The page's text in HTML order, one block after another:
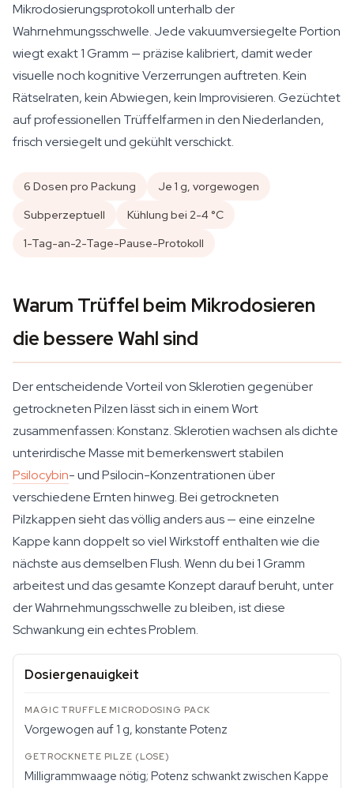
Mikrodosierungsprotokoll unterhalb der
Wahrnehmungsschwelle. Jede vakuumversiegelte Portion
wiegt exakt 1 Gramm — präzise kalibriert, damit weder
visuelle noch kognitive Verzerrungen auftreten. Kein
Rätselraten, kein Abwiegen, kein Improvisieren. Gezüchtet
auf professionellen Trüffelfarmen in den Niederlanden,
frisch versiegelt und gekühlt verschickt.
6 Dosen pro Packung
Je 1 g, vorgewogen
Subperzeptuell
Kühlung bei 2-4 °C
1-Tag-an-2-Tage-Pause-Protokoll
Warum Trüffel beim Mikrodosieren
die bessere Wahl sind
Der entscheidende Vorteil von Sklerotien gegenüber
getrockneten Pilzen lässt sich in einem Wort
zusammenfassen: Konstanz. Sklerotien wachsen als dichte
unterirdische Masse mit bemerkenswert stabilen
Psilocybin- und Psilocin-Konzentrationen über
verschiedene Ernten hinweg. Bei getrockneten
Pilzkappen sieht das völlig anders aus — eine einzelne
Kappe kann doppelt so viel Wirkstoff enthalten wie die
nächste aus demselben Flush. Wenn du bei 1 Gramm
arbeitest und das gesamte Konzept darauf beruht, unter
der Wahrnehmungsschwelle zu bleiben, ist diese
Schwankung ein echtes Problem.
Dosiergenauigkeit
Vorgewogen auf 1 g, konstante Potenz
Milligrammwaage nötig; Potenz schwankt zwischen Kappe